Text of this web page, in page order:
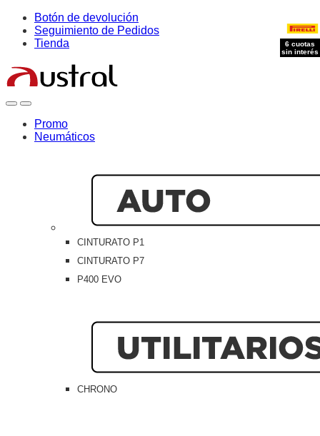
Skip
navigation
Skip
content
Botón de devolución
Seguimiento de Pedidos
Tienda
OpenClose
Promo
Neumáticos
CINTURATO P1
CINTURATO P7
P400 EVO
CHRONO
6 cuotas
sin interés